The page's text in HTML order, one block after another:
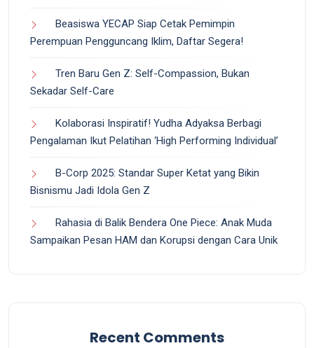
Beasiswa YECAP Siap Cetak Pemimpin
Perempuan Pengguncang Iklim, Daftar Segera!
Tren Baru Gen Z: Self-Compassion, Bukan
Sekadar Self-Care
Kolaborasi Inspiratif! Yudha Adyaksa Berbagi
Pengalaman Ikut Pelatihan ‘High Performing Individual’
B-Corp 2025: Standar Super Ketat yang Bikin
Bisnismu Jadi Idola Gen Z
Rahasia di Balik Bendera One Piece: Anak Muda
Sampaikan Pesan HAM dan Korupsi dengan Cara Unik
Recent Comments